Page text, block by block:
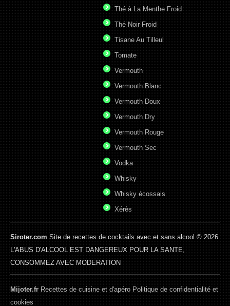
Thé à La Menthe Froid
Thé Noir Froid
Tisane Au Tilleul
Tomate
Vermouth
Vermouth Blanc
Vermouth Doux
Vermouth Dry
Vermouth Rouge
Vermouth Sec
Vodka
Whisky
Whisky écossais
Xérès
Siroter.comSite de recettes de cocktails avec et sans alcool © 2026
L'ABUS D'ALCOOL EST DANGEREUX POUR LA SANTE,
CONSOMMEZ AVEC MODERATION
Mijoter.frRecettes de cuisine et d'apéro Politique de confidentialité et
cookies